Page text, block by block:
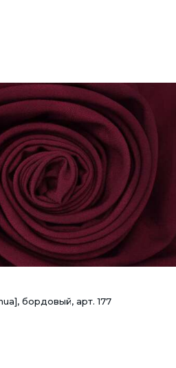
бордовый, арт. 177